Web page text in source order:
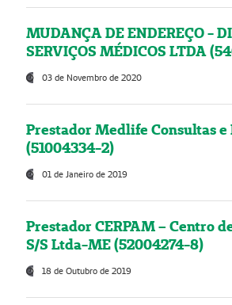
MUDANÇA DE ENDEREÇO -
SERVIÇOS MÉDICOS LTDA
03 de Novembro de 2020
Prestador Medlife Consultas e
(51004334-2)
01 de Janeiro de 2019
Prestador CERPAM – Centro
S/S Ltda-ME (52004274-8)
18 de Outubro de 2019